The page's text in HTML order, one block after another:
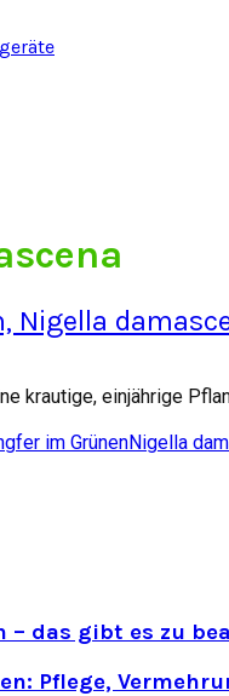
Nigella
krautige, einjährige
im GrünenNigella
– das gibt es zu
Pflege,